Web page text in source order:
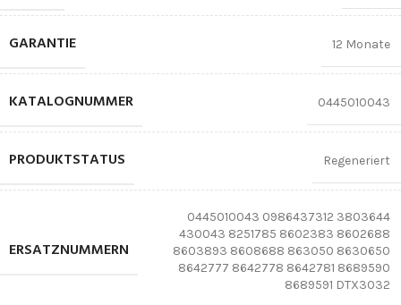
GARANTIE 12 Monate
KATALOGNUMMER 0445010043
PRODUKTSTATUS Regeneriert
ERSATZNUMMERN
0445010043 0986437312 3803644
430043 8251785 8602383 8602688
8603893 8608688 863050 8630650
8642777 8642778 8642781 8689590
8689591 DTX3032